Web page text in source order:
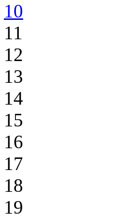
10
11
12
13
14
15
16
17
18
19